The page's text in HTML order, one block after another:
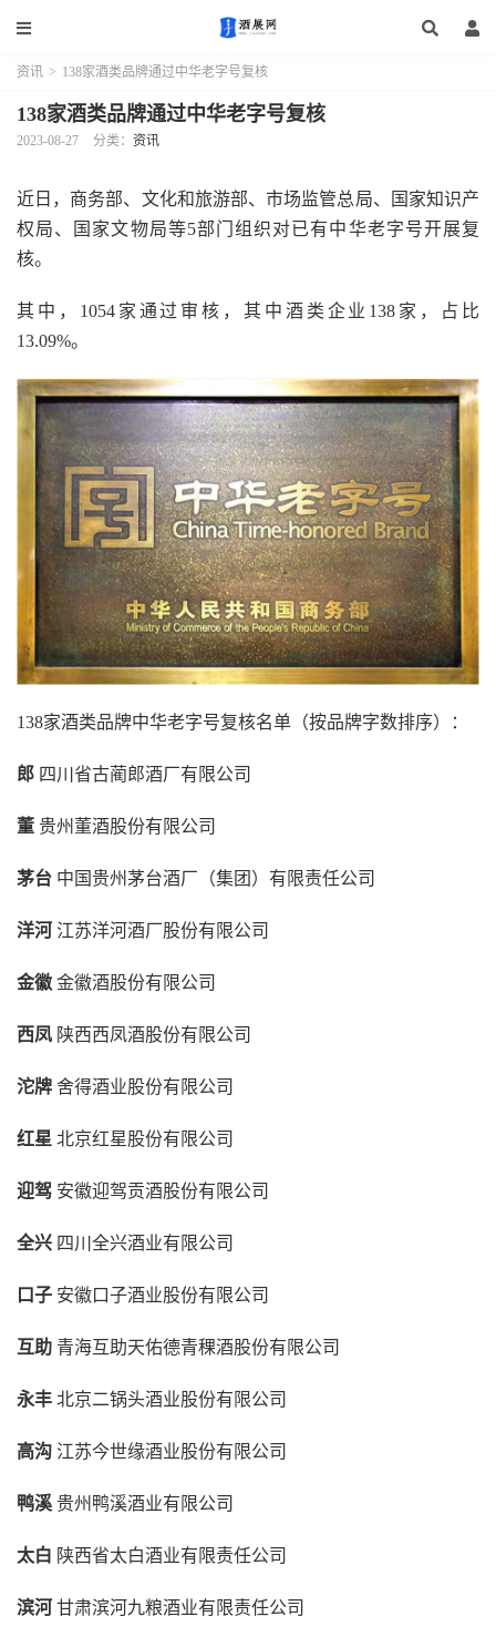
资讯 > 138家酒类品牌通过中华老字号复核
138家酒类品牌通过中华老字号复核
2023-08-27 分类： 资讯
近日，商务部、文化和旅游部、市场监管总局、国家知识产
权局、国家文物局等5部门组织对已有中华老字号开展复
核。
其中，1054家通过审核，其中酒类企业138家，占比
13.09%。
138家酒类品牌中华老字号复核名单（按品牌字数排序）：
郎 四川省古蔺郎酒厂有限公司
董 贵州董酒股份有限公司
茅台 中国贵州茅台酒厂（集团）有限责任公司
洋河 江苏洋河酒厂股份有限公司
金徽 金徽酒股份有限公司
西凤 陕西西凤酒股份有限公司
沱牌 舍得酒业股份有限公司
红星 北京红星股份有限公司
迎驾 安徽迎驾贡酒股份有限公司
全兴 四川全兴酒业有限公司
口子 安徽口子酒业股份有限公司
互助 青海互助天佑德青稞酒股份有限公司
永丰 北京二锅头酒业股份有限公司
高沟 江苏今世缘酒业股份有限公司
鸭溪 贵州鸭溪酒业有限公司
太白 陕西省太白酒业有限责任公司
滨河 甘肃滨河九粮酒业有限责任公司